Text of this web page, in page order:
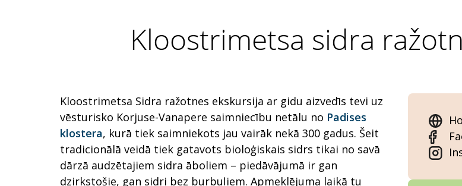
Kloostrimetsa sidra
Kloostrimetsa Sidra ražotnes ekskursija ar gidu aizvedīs tevi uz
vēsturisko Korjuse-Vanapere saimniecību netālu no Padises
klostera, kurā tiek saimniekots jau vairāk nekā 300 gadus. Šeit
tradicionālā veidā tiek gatavots bioloģiskais sidrs tikai no savā
dārzā audzētajiem sidra āboliem – piedāvājumā ir gan
dzirkstošie, gan sidri bez burbuļiem. Apmeklējuma laikā tu